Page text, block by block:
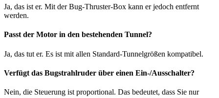
Ja, das ist er. Mit der Bug-Thruster-Box kann er jedoch entfernt
werden.
Passt der Motor in den bestehenden Tunnel?
Ja, das tut er. Es ist mit allen Standard-Tunnelgrößen kompatibel.
Verfügt das Bugstrahlruder über einen Ein-/Ausschalter?
Nein, die Steuerung ist proportional. Das bedeutet, dass Sie nur